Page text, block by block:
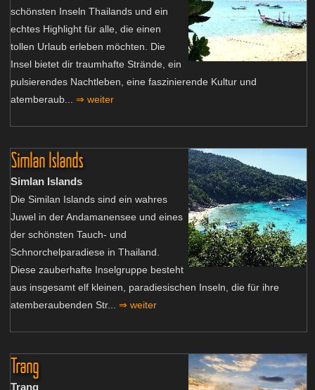
schönsten Inseln Thailands und ein
echtes Highlight für alle, die einen
tollen Urlaub erleben möchten. Die
Insel bietet dir traumhafte Strände, ein
pulsierendes Nachtleben, eine faszinierende Kultur und
atemberaub... ⇒ weiter
Simlan Islands
Simlan Islands
Die Similan Islands sind ein wahres
Juwel in der Andamanensee und eines
der schönsten Tauch- und
Schnorchelparadiese in Thailand.
Diese zauberhafte Inselgruppe besteht
aus insgesamt elf kleinen, paradiesischen Inseln, die für ihre
atemberaubenden Str... ⇒ weiter
Trang
Trang